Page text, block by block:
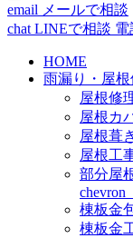
email メールで相談
chat LINEで相談 電
HOME
雨漏り・屋
屋根修
屋根カ
屋根葺
屋根工
部分屋
棟板金
棟板金